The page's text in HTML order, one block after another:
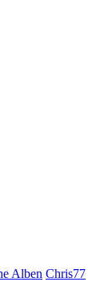
Alben Chris77